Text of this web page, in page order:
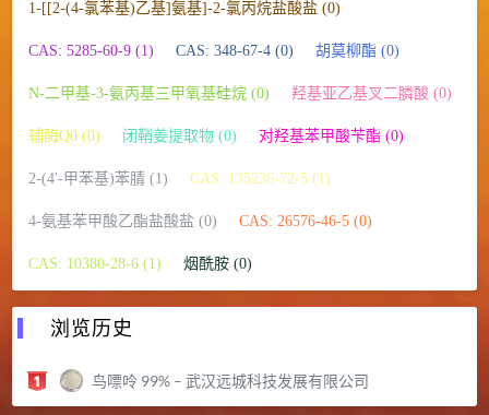
1-[[2-(4-氯苯基)乙基]氨基]-2-氯丙烷盐酸盐 (0)
CAS: 5285-60-9 (1) CAS: 348-67-4 (0) 胡莫柳酯 (0)
N-二甲基-3-氨丙基三甲氧基硅烷 (0) 羟基亚乙基叉二膦酸 (0)
辅酶Q0 (0) 闭鞘姜提取物 (0) 对羟基苯甲酸苄酯 (0)
2-(4′-甲苯基)苯腈 (1) CAS: 135236-72-5 (1)
4-氨基苯甲酸乙酯盐酸盐 (0) CAS: 26576-46-5 (0)
CAS: 10380-28-6 (1) 烟酰胺 (0)
浏览历史
鸟嘌呤 99% – 武汉远城科技发展有限公司